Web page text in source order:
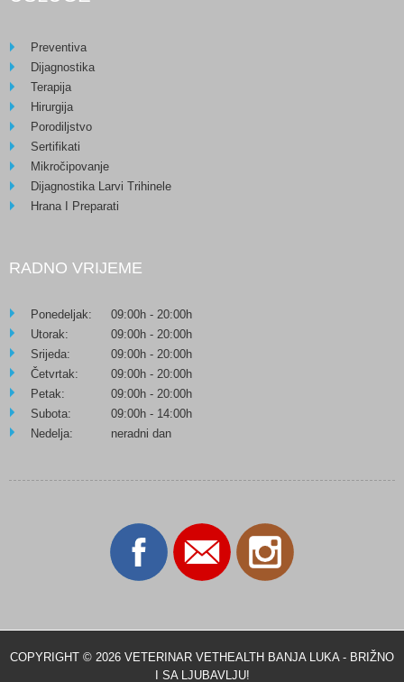
Preventiva
Dijagnostika
Terapija
Hirurgija
Porodiljstvo
Sertifikati
Mikročipovanje
Dijagnostika Larvi Trihinele
Hrana I Preparati
RADNO VRIJEME
Ponedeljak:
09:00h - 20:00h
Utorak:
09:00h - 20:00h
Srijeda:
09:00h - 20:00h
Četvrtak:
09:00h - 20:00h
Petak:
09:00h - 20:00h
Subota:
09:00h - 14:00h
Nedelja:
neradni dan
COPYRIGHT © 2026 VETERINAR VETHEALTH BANJA LUKA - BRIŽNO
I SA LJUBAVLJU!